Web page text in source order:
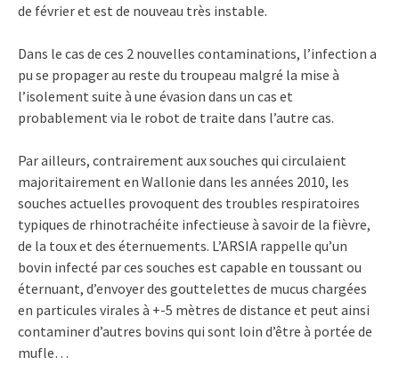
de février et est de nouveau très instable.
Dans le cas de ces 2 nouvelles contaminations, l’infection a
pu se propager au reste du troupeau malgré la mise à
l’isolement suite à une évasion dans un cas et
probablement via le robot de traite dans l’autre cas.
Par ailleurs, contrairement aux souches qui circulaient
majoritairement en Wallonie dans les années 2010, les
souches actuelles provoquent des troubles respiratoires
typiques de rhinotrachéite infectieuse à savoir de la fièvre,
de la toux et des éternuements. L’ARSIA rappelle qu’un
bovin infecté par ces souches est capable en toussant ou
éternuant, d’envoyer des gouttelettes de mucus chargées
en particules virales à +-5 mètres de distance et peut ainsi
contaminer d’autres bovins qui sont loin d’être à portée de
mufle…